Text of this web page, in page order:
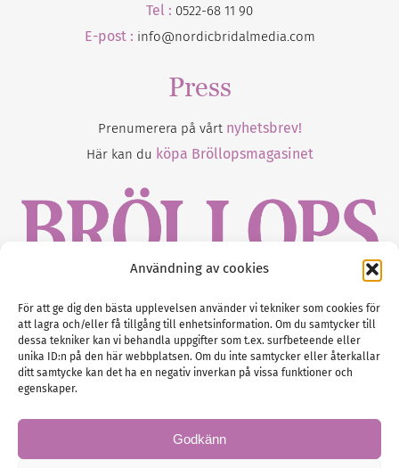
Användning av cookies
För att ge dig den bästa upplevelsen använder vi tekniker som cookies för
att lagra och/eller få tillgång till enhetsinformation. Om du samtycker till
dessa tekniker kan vi behandla uppgifter som t.ex. surfbeteende eller
unika ID:n på den här webbplatsen. Om du inte samtycker eller återkallar
ditt samtycke kan det ha en negativ inverkan på vissa funktioner och
egenskaper.
Godkänn
Tel : 0522-68 11 90
E-post : info@nordicbridalmedia.com
Press
Prenumerera på vårt nyhetsbrev!
Här kan du köpa Bröllopsmagasinet
Gustaf Mattssons väg 2, 451 50 Uddevalla
Tel :0522-68 11 90
E-post:info@nordicbridalmedia.com